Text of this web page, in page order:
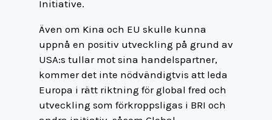
Initiative.
Även om Kina och EU skulle kunna
uppnå en positiv utveckling på grund av
USA:s tullar mot sina handelspartner,
kommer det inte nödvändigtvis att leda
Europa i rätt riktning för global fred och
utveckling som förkroppsligas i BRI och